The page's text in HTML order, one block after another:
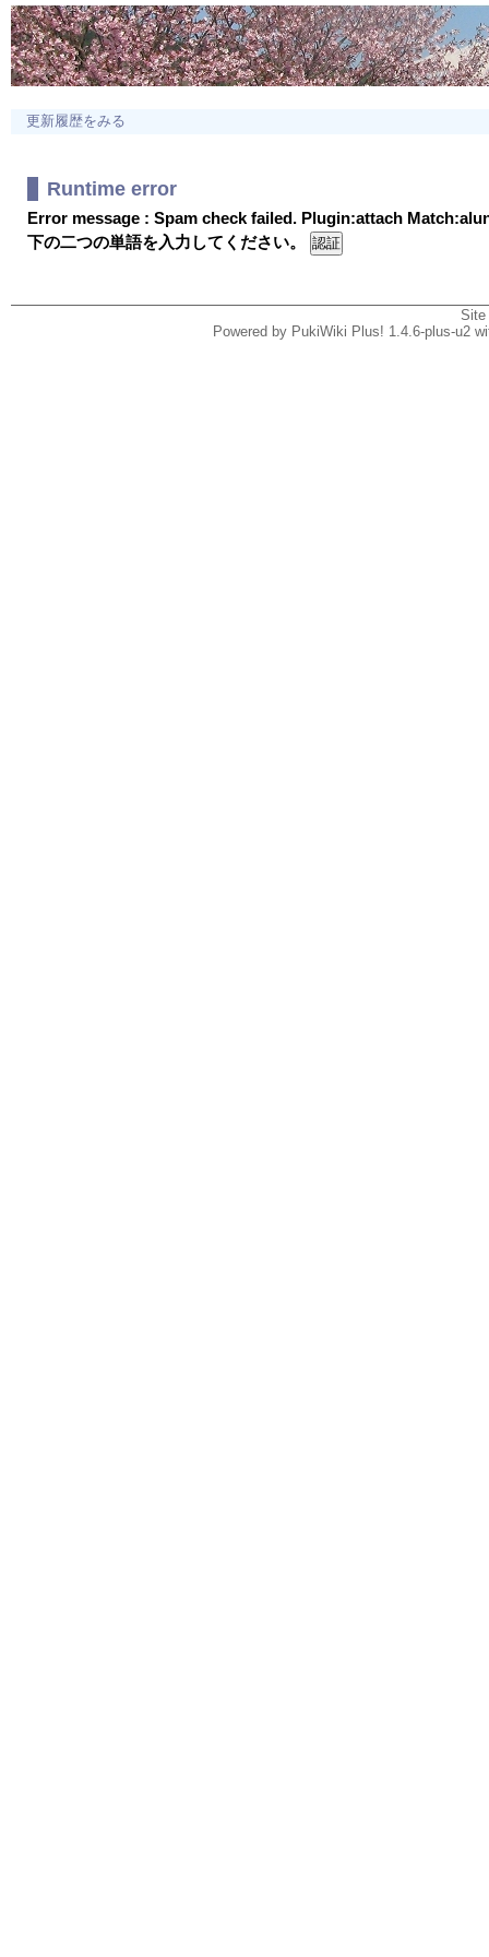
更新履歴をみる
Runtime error
Error message : Spam check failed. Plugin:attach
下の二つの単語を入力してください。
Powered by PukiWiki Plus! 1.4.6-plus-u2